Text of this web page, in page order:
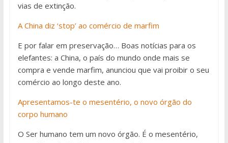
vias de extinção.
A China diz ‘stop’ ao comércio de marfim
E por falar em preservação… Boas notícias para os
elefantes: a China, o país do mundo onde mais se
compra e vende marfim, anunciou que vai proibir o seu
comércio ao longo deste ano.
Apresentamos-te o mesentério, o novo órgão do
corpo humano
O Ser humano tem um novo órgão. É o mesentério,